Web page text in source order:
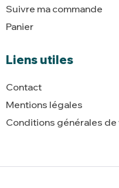
Suivre ma commande
Panier
Liens utiles
Contact
Mentions légales
Conditions générales de